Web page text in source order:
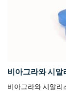
비아그라와 시알
비아그라와 시알리